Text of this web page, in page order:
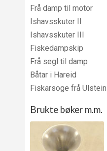
Frå damp til motor
Ishavsskuter II
Ishavsskuter III
Fiskedampskip
Frå segl til damp
Båtar i Hareid
Fiskarsoge frå Ulstein
Brukte bøker m.m.